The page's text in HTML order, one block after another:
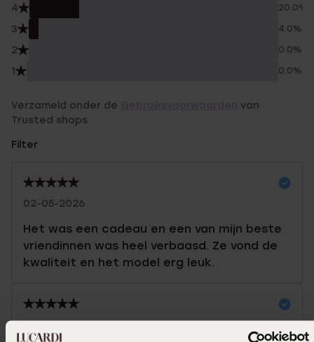
4 20.0%
3 4.0%
2 0.0%
1 0.0%
Verzameld onder de
van
Trusted shops
Filter
02-05-2026
Het was een cadeau en een van mijn beste
vriendinnen was heel verbaasd. Ze vond de
kwaliteit en het model erg leuk.
11-04-2026 - M V.